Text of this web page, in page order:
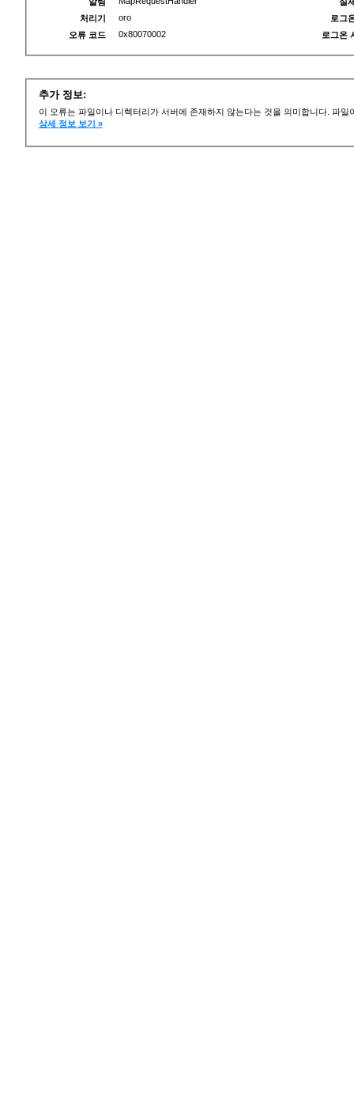
처리기
oro
오류 코드
0x80070002
로그
로그온
추가 정보:
이 오류는 파일이나 디렉터리가 서버에 존재하지 않는다는 것을 의미합니다. 파
상세 정보 보기 »